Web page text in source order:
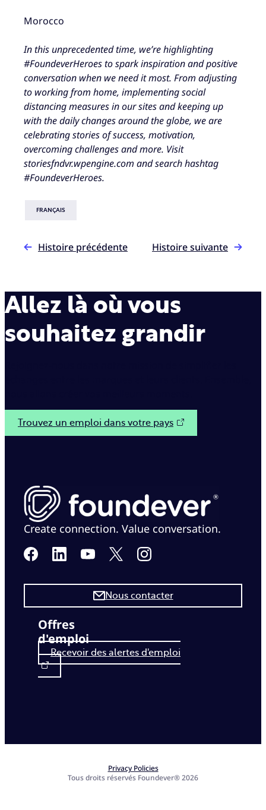
Morocco
In this unprecedented time, we’re highlighting
#FoundeverHeroes to spark inspiration and positive
conversation when we need it most. From adjusting
to working from home, implementing social
distancing measures in our sites and keeping up
with the daily changes around the globe, we are
celebrating stories of success, motivation,
overcoming challenges and more. Visit
storiesfndvr.wpengine.com and search hashtag
#FoundeverHeroes.
FRANÇAIS
Histoire précédente Histoire suivante
Allez là où vous
souhaitez grandir
Trouvez un emploi dans votre pays
Create connection. Value conversation.
Offres
d'emploi
Recevoir des alertes d'emploi
Nous contacter
Privacy Policies
Tous droits réservés Foundever® 2026